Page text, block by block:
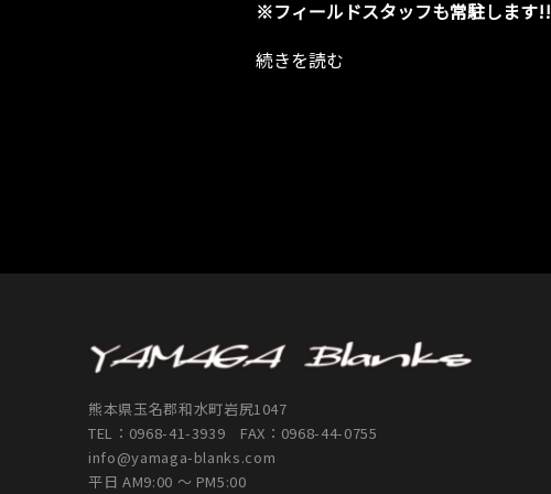
0
4
※フィールドスタッフも常駐します!!
続きを読む
熊本県玉名郡和水町岩尻1047
TEL： 0968-41-3939 FAX：0968-44-0755
info@yamaga-blanks.com
平日 AM9:00 ～ PM5:00